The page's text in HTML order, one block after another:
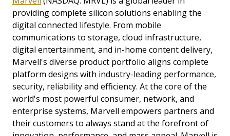
providing complete silicon solutions enabling the
digital connected lifestyle. From mobile
communications to storage, cloud infrastructure,
digital entertainment, and in-home content delivery,
Marvell's diverse product portfolio aligns complete
platform designs with industry-leading performance,
security, reliability and efficiency. At the core of the
world's most powerful consumer, network, and
enterprise systems, Marvell empowers partners and
their customers to always stand at the forefront of